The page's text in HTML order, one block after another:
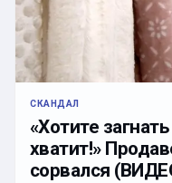
СКАНДАЛ
«Хотите
хватит!»
сорвался